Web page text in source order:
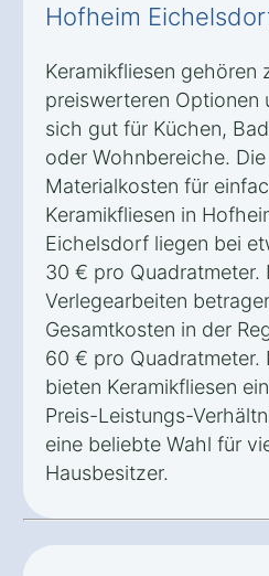
Hofheim
Keramikfliesen gehören
preiswerteren Optionen
sich gut für Küchen,
oder Wohnbereiche. Die
Materialkosten für
Keramikfliesen in
Eichelsdorf liegen bei
30 € pro Quadratmeter.
Verlegearbeiten
Gesamtkosten in der
60 € pro Quadratmeter.
bieten Keramikfliesen
Preis-Leistungs-
eine beliebte Wahl für
Hausbesitzer.